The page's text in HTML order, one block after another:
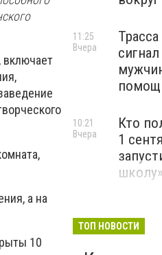
а на
10
11:25
Вчера
Кто
1
школу»
10:21
Вчера
ТОП НОВОСТИ